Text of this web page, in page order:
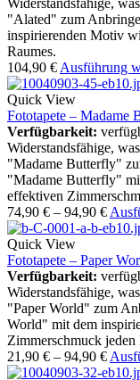
Widerstandsfähige,
"Alated" zum
inspirierenden Motiv
Raumes.
104,90 € Ausführung
Quick View
Fototapete – Madame
Verfügbarkeit:
Widerstandsfähige,
"Madame Butterfly"
"Madame Butterfly"
effektiven
74,90 € – 94,90 €
Quick View
Fototapete – Paper
Verfügbarkeit:
Widerstandsfähige,
"Paper World" zum
World" mit dem
Zimmerschmuck jeden
21,90 € – 94,90 €